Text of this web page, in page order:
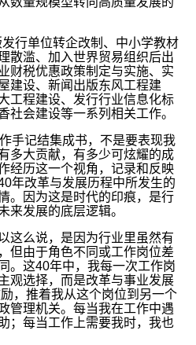
行单位转企改制、中小学教材
散滥、加入世界贸易组织后出
财税优惠政策制定与实施、实
建设、新闻出版东风工程建
工程建设、发行行业信息化标
社会建设等一系列相关工作。
手记结集成书，不是要表现我
多大贡献，有多少可炫耀的成
经历这一个视角，记录和反映
年改革与发展历程中所发生的
。因为这是时代的印痕，是行
来发展的底层逻辑。
这么说，是因为行业里虽然有
但由于角色不同或工作岗位差
。这40年中，我每一次工作岗
观选择，而是改革与事业发展
，推着我从这个岗位到另一个
管理机关。每当我在工作中遇
；每当工作上需要我时，我也